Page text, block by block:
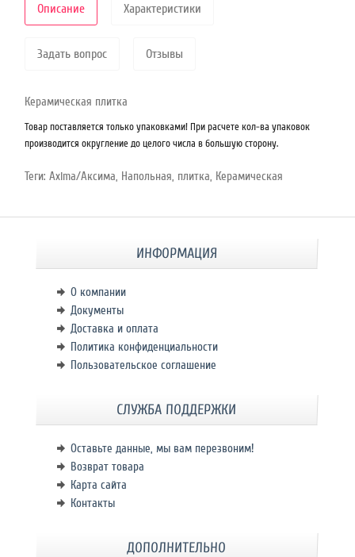
Описание Характеристики
Задать вопрос Отзывы
Керамическая плитка
Товар поставляется только упаковками! При расчете кол-ва упаковок
производится округление до целого числа в большую сторону.
Теги:Axima/Аксима, Напольная, плитка, Керамическая
ИНФОРМАЦИЯ
О компании
Документы
Доставка и оплата
Политика конфиденциальности
Пользовательское соглашение
СЛУЖБА ПОДДЕРЖКИ
Оставьте данные, мы вам перезвоним!
Возврат товара
Карта сайта
Контакты
ДОПОЛНИТЕЛЬНО